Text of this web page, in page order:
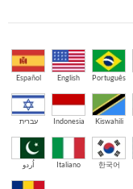
Español English Português
עברית Indonesia Kiswahili
اُردو Italiano 한국어